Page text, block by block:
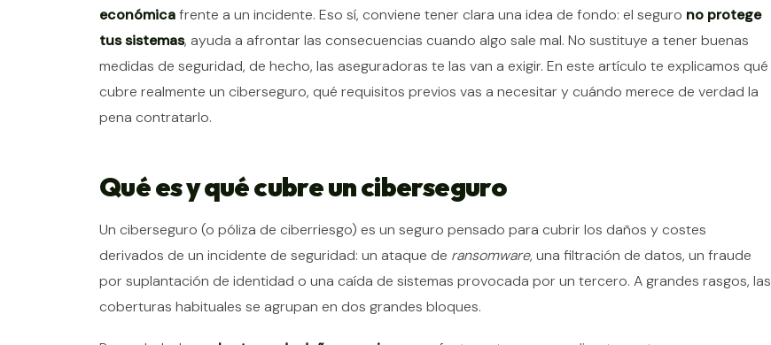
económicafrente a un incidente. Eso sí, conviene tener clara una idea de fondo: el seguro no protege
tus sistemas, ayuda a afrontar las consecuencias cuando algo sale mal. No sustituye a tener buenas
medidas de seguridad, de hecho, las aseguradoras te las van a exigir. En este artículo te explicamos qué
cubre realmente un ciberseguro, qué requisitos previos vas a necesitar y cuándo merece de verdad la
pena contratarlo.
Qué es y qué cubre un ciberseguro
Un ciberseguro (o póliza de ciberriesgo) es un seguro pensado para cubrir los daños y costes
derivados de un incidente de seguridad: un ataque de ransomware, una filtración de datos, un fraude
por suplantación de identidad o una caída de sistemas provocada por un tercero. A grandes rasgos, las
coberturas habituales se agrupan en dos grandes bloques.